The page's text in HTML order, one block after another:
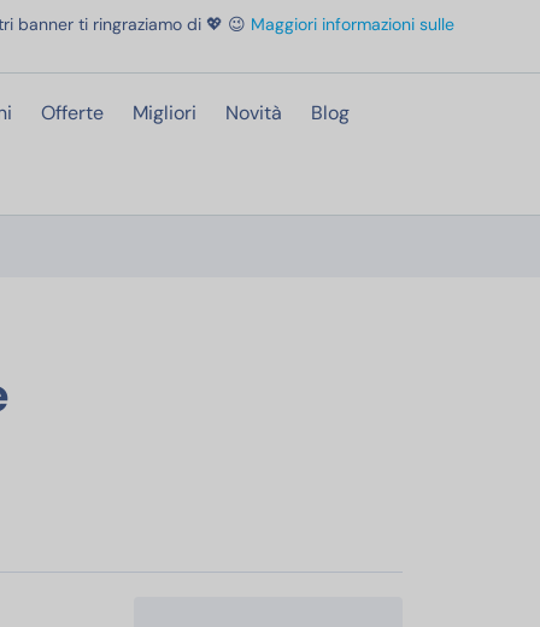
banner ti ringraziamo di 💖 😉 Maggiori informazioni sulle
Offerte Migliori Novità Blog